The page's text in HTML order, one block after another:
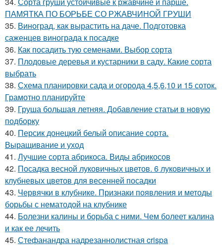
ПАМЯТКА ПО БОРЬБЕ СО РЖАВЧИНОЙ ГРУШИ
35. Виноград, как вырастить на даче. Подготовка
саженцев винограда к посадке
36. Как посадить тую семенами. Выбор сорта
37. Плодовые деревья и кустарники в саду. Какие сорта
выбрать
38. Схема планировки сада и огорода 4,5,6,10 и 15 соток.
Грамотно планируйте
39. Груша большая летняя. Добавление статьи в новую
подборку
40. Персик донецкий белый описание сорта.
Выращивание и уход
41. Лучшие сорта абрикоса. Виды абрикосов
42. Посадка весной луковичных цветов. 6 луковичных и
клубневых цветов для весенней посадки
43. Червячки в клубнике. Признаки появления и методы
борьбы с нематодой на клубнике
44. Болезни калины и борьба с ними. Чем болеет калина
и как ее лечить
45. Стефанандра надрезаннолистная crispa